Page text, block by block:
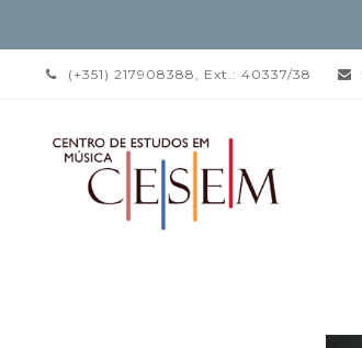
(+351) 217908388, Ext.: 40337/38